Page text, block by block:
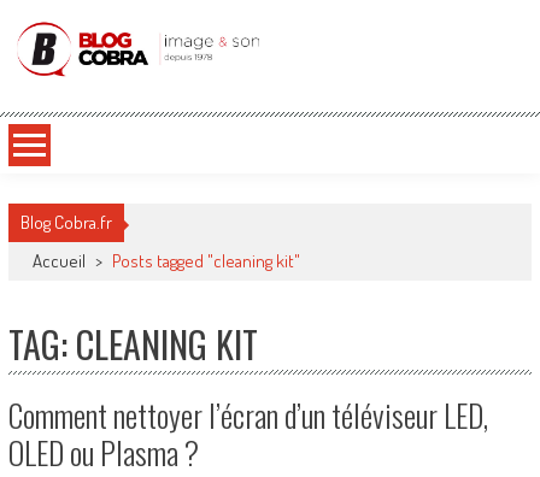
Blog Cobra
Blog Cobra.fr
Accueil > Posts tagged "cleaning kit"
TAG: CLEANING KIT
Comment nettoyer l’écran d’un téléviseur LED,
OLED ou Plasma ?